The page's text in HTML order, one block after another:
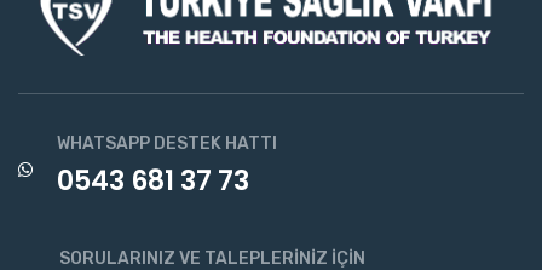
WHATSAPP DESTEK HATTI
0543 681 37 73
SORULARINIZ VE TALEPLERINIZ İÇIN